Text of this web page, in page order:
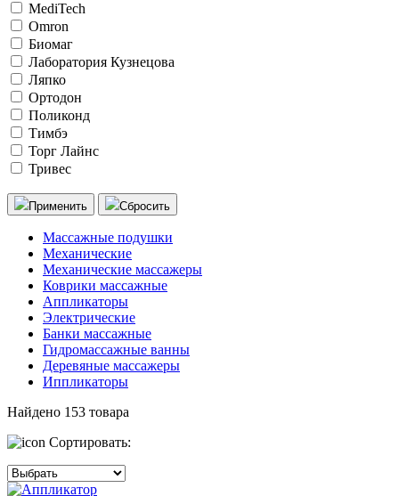
MediTech
Omron
Биомаг
Лаборатория Кузнецова
Ляпко
Ортодон
Поликонд
Тимбэ
Торг Лайнс
Тривес
Применить Сбросить
Массажные подушки
Механические
Механические массажеры
Коврики массажные
Аппликаторы
Электрические
Банки массажные
Гидромассажные ванны
Деревяные массажеры
Иппликаторы
Найдено 153 товара
Сортировать: